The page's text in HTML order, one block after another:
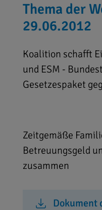
Thema der
29.06.2012
Koalition schafft
und ESM -
Gesetzespaket
Zeitgemäße
Betreuungsgeld
zusammen
Dokument